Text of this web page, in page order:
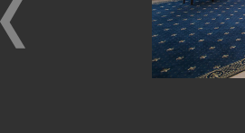
Фотографии настила
в гостиничных вестибюлях,
Гостиница-ресторан "Версаль"